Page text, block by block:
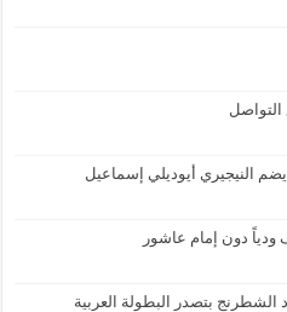
النيجيري أيوديلي إسماعيل
ودياً دون إمام عاشور